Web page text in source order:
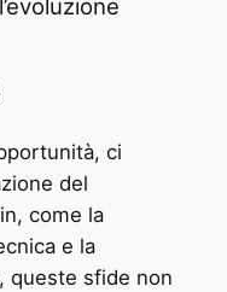
ci
del
come la
e la
queste sfide non